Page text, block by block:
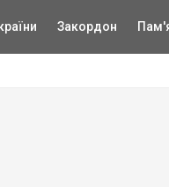
Закордон